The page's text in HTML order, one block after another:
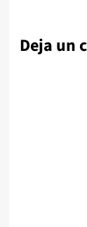
Deja un